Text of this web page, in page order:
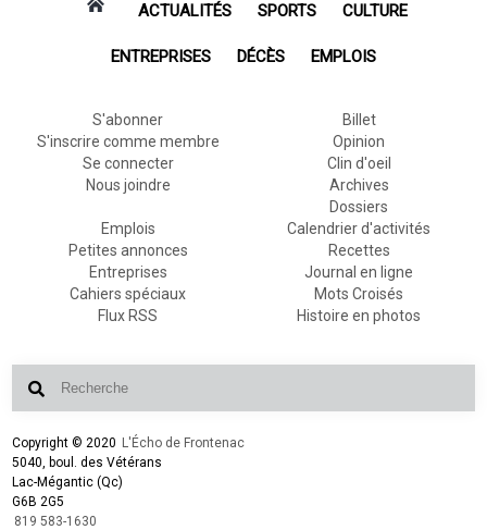
ACTUALITÉS SPORTS CULTURE
ENTREPRISES DÉCÈS EMPLOIS
S'abonner
S'inscrire comme membre
Se connecter
Nous joindre
Billet
Opinion
Clin d'oeil
Archives
Dossiers
Emplois
Petites annonces
Entreprises
Cahiers spéciaux
Flux RSS
Calendrier d'activités
Recettes
Journal en ligne
Mots Croisés
Histoire en photos
Copyright © 2020 L'Écho de Frontenac
5040, boul. des Vétérans
Lac-Mégantic (Qc)
G6B 2G5
819 583-1630